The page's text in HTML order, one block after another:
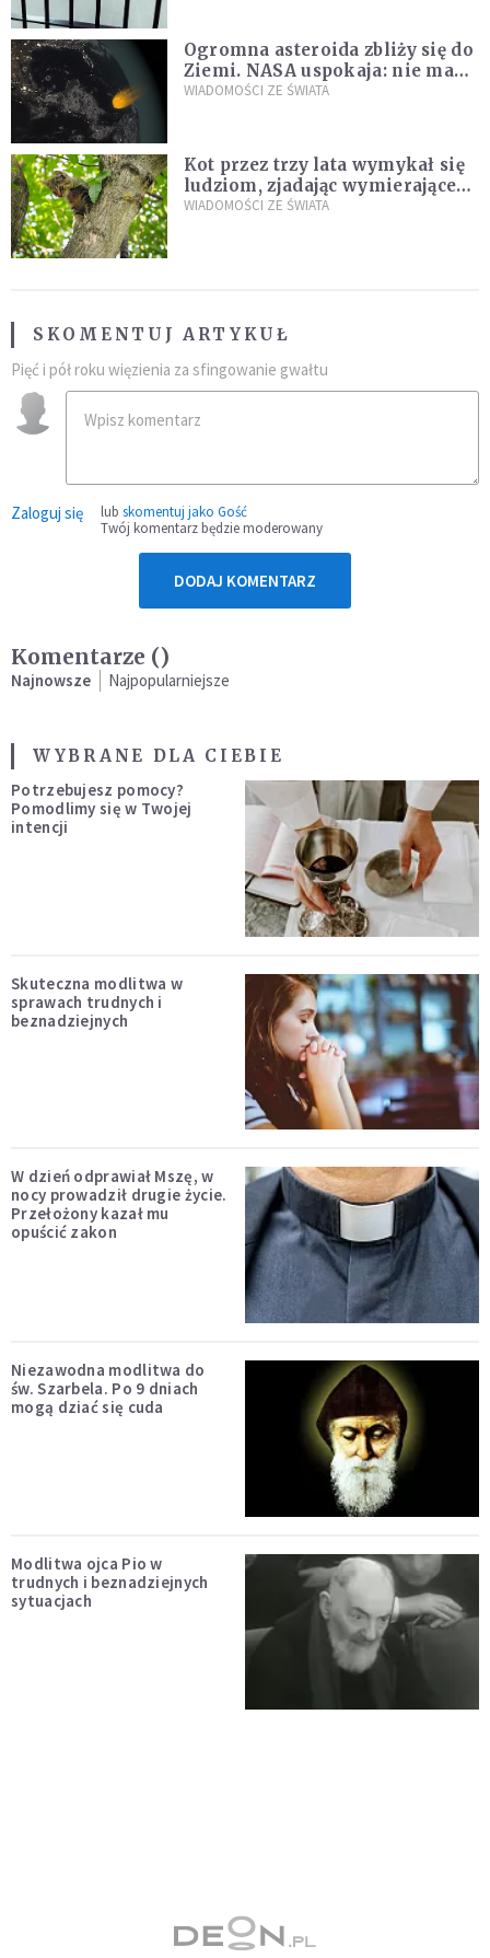
Ogromna asteroida zbliży się do
Ziemi. NASA uspokaja: nie ma
zagrożenia
WIADOMOŚCI ZE ŚWIATA
Kot przez trzy lata wymykał się
ludziom, zjadając wymierające
kaczki. W końcu popełnił
WIADOMOŚCI ZE ŚWIATA
SKOMENTUJ ARTYKUŁ
Pięć i pół roku więzienia za sfingowanie gwałtu
Zaloguj się lub skomentuj jako Gość
Twój komentarz będzie moderowany
DODAJ KOMENTARZ
Komentarze ()
Najnowsze Najpopularniejsze
WYBRANE DLA CIEBIE
Potrzebujesz pomocy?
Pomodlimy się w Twojej
intencji
Skuteczna modlitwa w
sprawach trudnych i
beznadziejnych
W dzień odprawiał Mszę, w
nocy prowadził drugie życie.
Przełożony kazał mu
opuścić zakon
Niezawodna modlitwa do
św. Szarbela. Po 9 dniach
mogą dziać się cuda
Modlitwa ojca Pio w
trudnych i beznadziejnych
sytuacjach